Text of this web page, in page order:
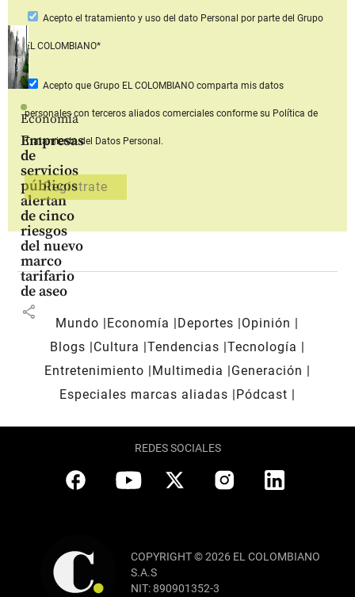
Economía
Empresas
de
servicios
públicos
alertan
de cinco
riesgos
del nuevo
marco
tarifario
de aseo
share
Acepto el tratamiento y uso del dato Personal por parte del Grupo
EL COLOMBIANO*
Acepto que Grupo EL COLOMBIANOcomparta mis datos
personales con terceros aliados comerciales conforme su Política de
Tratamiento del Datos Personal.
Mundo Economía Deportes
Opinión
Blogs
Cultura Tendencias Tecnología
Entretenimiento
Multimedia
Generación
Especiales marcas aliadas
Pódcast
REDES SOCIALES
COPYRIGHT © 2026 EL COLOMBIANO
S.A.S
NIT: 890901352-3